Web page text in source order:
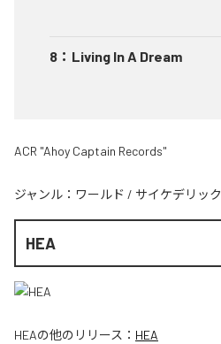
8 ： Living In A Dream
ACR "Ahoy Captain Records"
ジャンル： ワールド / サイケデリック
HEA
HEAの他のリリース： HEA